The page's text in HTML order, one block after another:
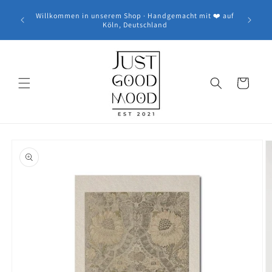
content
❤️ auf
🚚 Kostenloser DHL Versand ab 39€ · Lieferzeit in 1-3
Werktage · 30 Tage Rückgaberecht | 🕘 Heute bis 23:00
Uhr bestellen · 📦 Versand morgen mit DHL
Cart
product
information